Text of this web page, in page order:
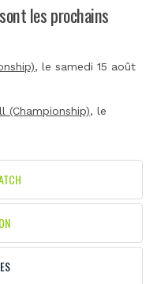
les prochains
, le samedi 15 août
(Championship), le